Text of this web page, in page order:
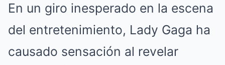
En un giro inesperado en la escena
del entretenimiento, Lady Gaga ha
causado sensación al revelar